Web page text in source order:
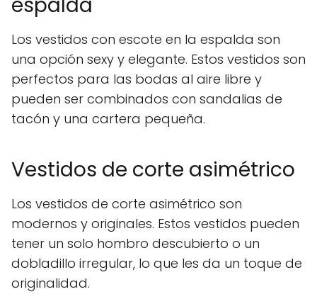
Los vestidos con escote en la espalda son
una opción sexy y elegante. Estos vestidos son
perfectos para las bodas al aire libre y
pueden ser combinados con sandalias de
tacón y una cartera pequeña.
Vestidos de corte asimétrico
Los vestidos de corte asimétrico son
modernos y originales. Estos vestidos pueden
tener un solo hombro descubierto o un
dobladillo irregular, lo que les da un toque de
originalidad.